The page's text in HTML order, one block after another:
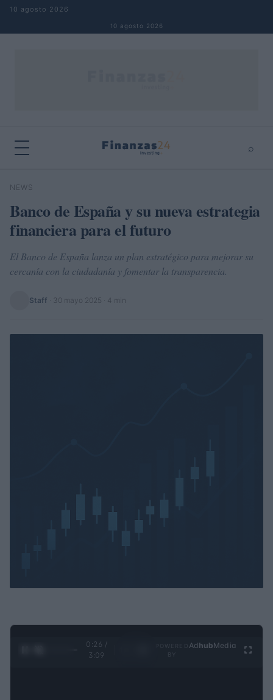
Saltar al contenido
10 agosto 2026
10 agosto 2026
⌕
Buscar
NEWS
Banco de España y su nueva estrategia
financiera para el futuro
El Banco de España lanza un plan estratégico para mejorar su
cercanía con la ciudadanía y fomentar la transparencia.
Staff 30 mayo 2025 · 4 min
0:27 /
3:09
Ad hubMedia